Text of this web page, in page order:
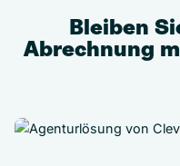
Bleiben
Abrechnung